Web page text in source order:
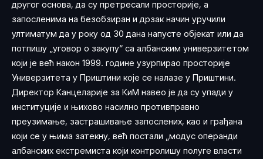
другог основа, да су претресали просторије, а
запосленима на безобзиран и дрзак начин уручили
ултиматум да у року од 30 дана напусте објекат или да
потпишу „уговор о закупу“ са албанским универзитетом
који је већ након 1999. године узурпирао просторије
Универзитета у Приштини које се налазе у Приштини.
Директор Канцеларије за КиМ навео је да су упади у
институције и њихово насилно противправно
преузимање, застрашивање запослених, као и грађана
који се у њима затекну, већ постали „модус операнди
албанских екстремиста који контролишу полуге власти